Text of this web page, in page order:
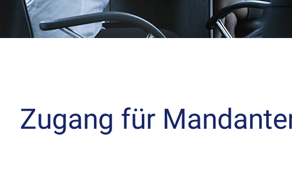
Zugang für